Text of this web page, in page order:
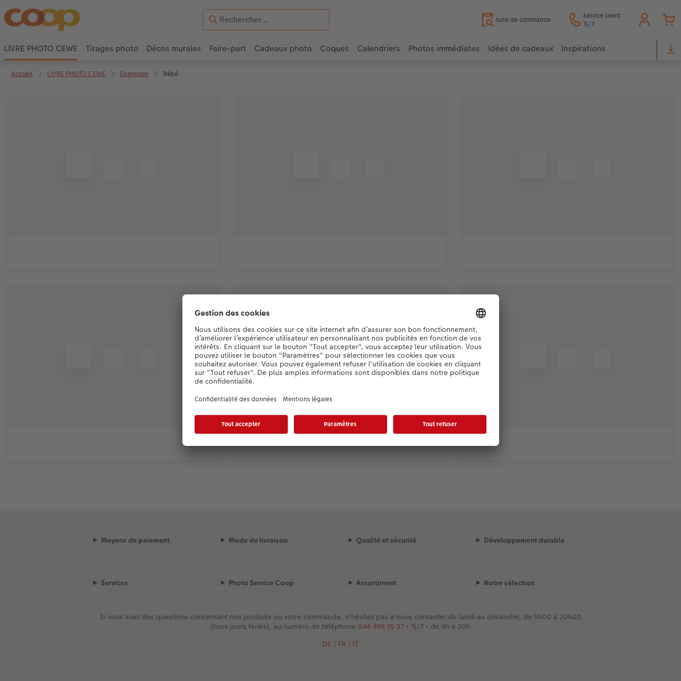
Suivi de commande
Service client
7j/7
LIVRE PHOTO CEWE Tirages photo Décos murales Faire-part Cadeaux photo Coques Calendriers Photos immédiates Idées de cadeaux Inspirations
Accueil LIVRE PHOTO CEWE Exemples Bébé
Moyens de paiement Mode de livraison Qualité et sécurité Développement durable
Services Photo Service Coop Assortiment Notre sélection
Si vous avez des questions concernant nos produits ou votre commande, n'hésitez pas à nous contacter du lundi au dimanche, de 9h00 à 20h00
(hors jours fériés), au numéro de téléphone 044 499 10 37 • 7j/7 • de 9h à 20h
DE | FR | IT